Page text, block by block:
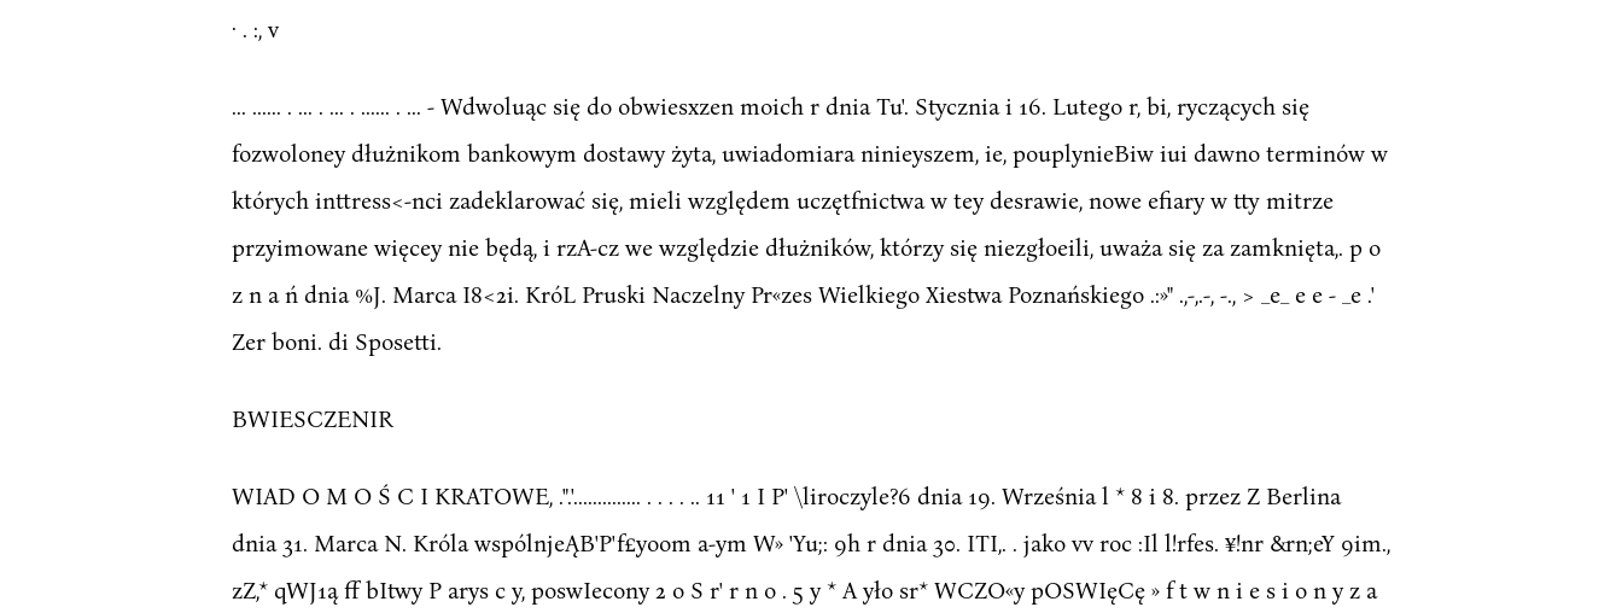
· . :, v
... ...... . ... . ... . ...... . ... - Wdwoluąc się do obwiesxzen moich r dnia Tu'. Stycznia i 16. Lutego r, bi, ryczących się
fozwoloney dłużnikom bankowym dostawy żyta, uwiadomiara ninieyszem, ie, pouplynieBiw iui dawno terminów w
których inttress<-nci zadeklarować się, mieli względem uczętfnictwa w tey desrawie, nowe efiary w tty mitrze
przyimowane więcey nie będą, i rzA-cz we względzie dłużników, którzy się niezgłoeili, uważa się za zamknięta,. p o
z n a ń dnia %J. Marca I8<2i. KróL Pruski Naczelny Pr«zes Wielkiego Xiestwa Poznańskiego .:»" .,-,.-, -., > _e_ e e - _e .'
Zer boni. di Sposetti.
BWIESCZENIR
WIAD O M O Ś C I KRATOWE, .".'.............. . . . . .. 11 ' 1 I P' \liroczyle?6 dnia 19. Września l * 8 i 8. przez Z Berlina
dnia 31. Marca N. Króla wspólnjeĄB'P'f£yoom a-ym W» 'Yu;: 9h r dnia 30. ITI,. . jako vv roc :Il l!rfes. ¥!nr &rn;eY 9im.,
zZ,* qWJ1ą ff bItwy P arys c y, poswIecony 2 o S r' r n o . 5 y * A yło sr* WCZO«y pOSWIęCę » f t w n i e s i o n y z a